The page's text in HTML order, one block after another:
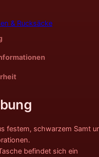
& Rucksäcke
festem, schwarzem Samt
befindet sich ein